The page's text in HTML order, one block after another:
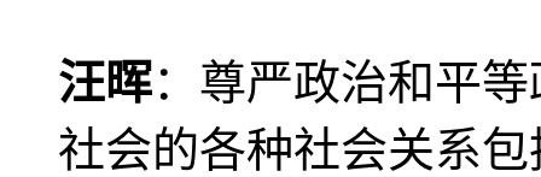
汪晖：尊严政治和平
社会的各种社会关系